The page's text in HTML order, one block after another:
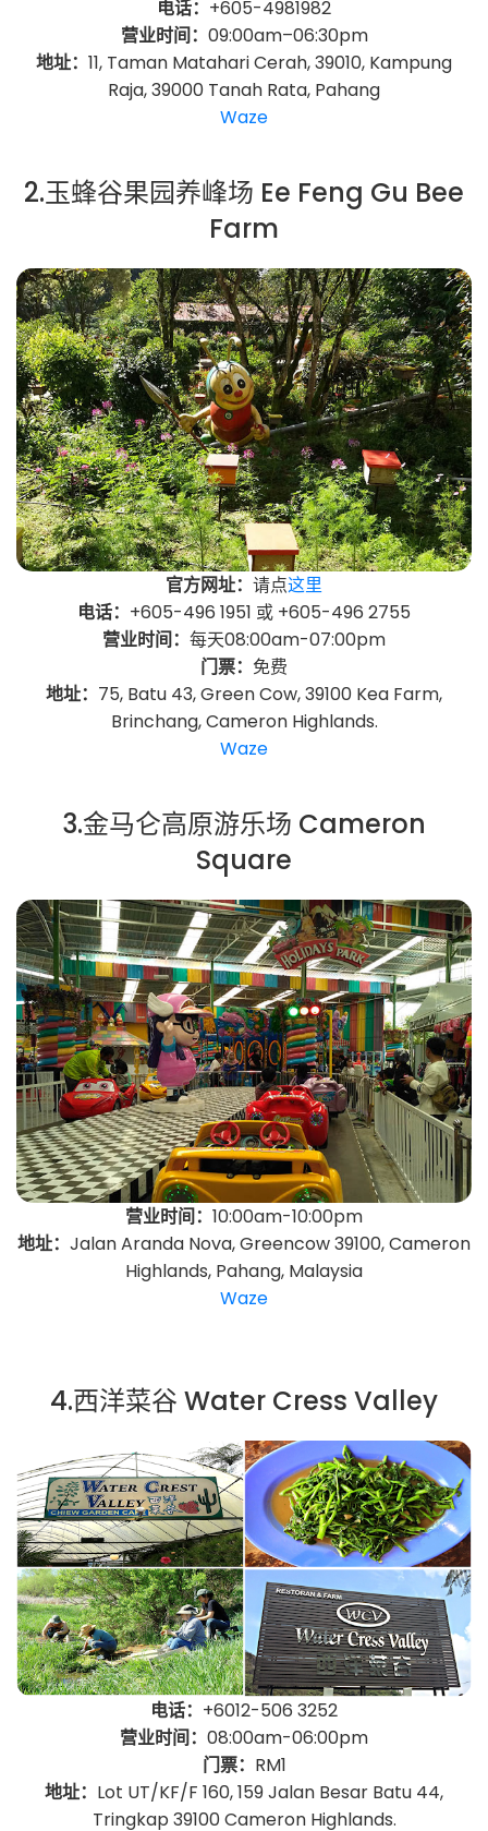
电话： +605-4981982
营业时间： 09:00am–06:30pm
地址： 11, Taman Matahari Cerah, 39010, Kampung
Raja, 39000 Tanah Rata, Pahang
Waze
2.玉蜂谷果园养峰场 Ee Feng Gu Bee
Farm
官方网址： 请点这里
电话： +605-496 1951 或 +605-496 2755
营业时间： 每天08:00am-07:00pm
门票： 免费
地址： 75, Batu 43, Green Cow, 39100 Kea Farm,
Brinchang, Cameron Highlands.
Waze
3.金马仑高原游乐场 Cameron
Square
营业时间： 10:00am-10:00pm
地址： Jalan Aranda Nova, Greencow 39100, Cameron
Highlands, Pahang, Malaysia
Waze
4.西洋菜谷 Water Cress Valley
电话： +6012-506 3252
营业时间： 08:00am-06:00pm
门票： RM1
地址： Lot UT/KF/F 160, 159 Jalan Besar Batu 44,
Tringkap 39100 Cameron Highlands.